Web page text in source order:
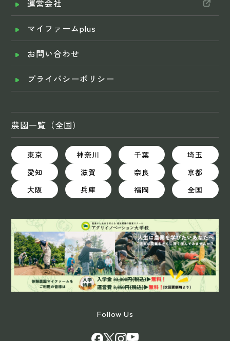
運営会社
マイファームplus
お問い合わせ
プライバシーポリシー
農園一覧（全国）
東京 神奈川 千葉
埼玉
愛知
滋賀 奈良
京都
大阪
兵庫 福岡 全国
Follow Us